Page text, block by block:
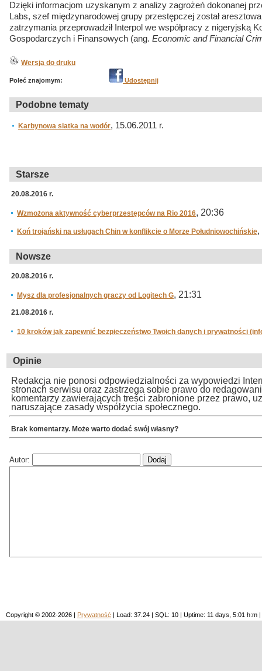
Dzięki informacjom uzyskanym z analizy zagrożeń dokonanej
Labs, szef międzynarodowej grupy przestępczej został
zatrzymania przeprowadził Interpol we współpracy z nigeryjską
Gospodarczych i Finansowych (ang. Economic and Financial
Wersja do druku
Poleć znajomym: Udostępnij
Podobne tematy
Karbynowa siatka na wodór, 15.06.2011 r.
Starsze
20.08.2016 r.
Wzmożona aktywność cyberprzestępców na Rio 2016, 20:36
Koń trojański na usługach Chin w konflikcie o Morze Południowochińskie,
Nowsze
20.08.2016 r.
Mysz dla profesjonalnych graczy od Logitech G, 21:31
21.08.2016 r.
10 kroków jak zapewnić bezpieczeństwo Twoich danych i prywatności
Opinie
Redakcja nie ponosi odpowiedzialności za wypowiedzi
stronach serwisu oraz zastrzega sobie prawo do
komentarzy zawierających treści zabronione przez prawo,
naruszające zasady współżycia społecznego.
Brak komentarzy. Może warto dodać swój własny?
Autor:
Copyright © 2002-2026 | Prywatność | Load: 37.24 | SQL: 10 | Uptime: 11 days, 5:01